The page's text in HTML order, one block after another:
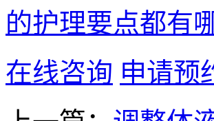
的护理要点都有
在线咨询 申请预